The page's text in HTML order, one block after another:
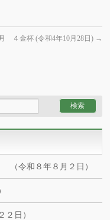
４金杯 (令和4年10月28日) →
年８月２日）
日）